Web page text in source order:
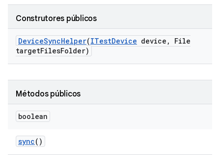
Construtores públicos
DeviceSyncHelper(ITestDevice device ,
File
targetFilesFolder)
Métodos públicos
boolean
sync()